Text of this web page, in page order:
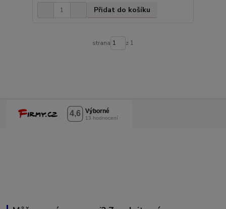
Přidat do košíku
strana z 1